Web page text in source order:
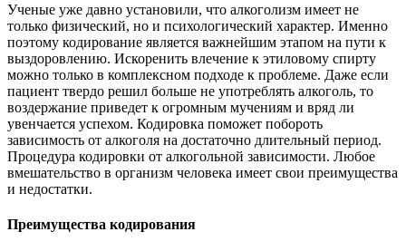
Ученые уже давно установили, что алкоголизм имеет не
только физический, но и психологический характер. Именно
поэтому кодирование является важнейшим этапом на пути к
выздоровлению. Искоренить влечение к этиловому спирту
можно только в комплексном подходе к проблеме. Даже если
пациент твердо решил больше не употреблять алкоголь, то
воздержание приведет к огромным мучениям и вряд ли
увенчается успехом. Кодировка поможет побороть
зависимость от алкоголя на достаточно длительный период.
Процедура кодировки от алкогольной зависимости. Любое
вмешательство в организм человека имеет свои преимущества
и недостатки.
Преимущества кодирования